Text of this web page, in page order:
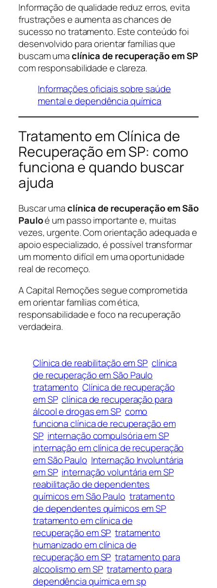
Informação de qualidade reduz erros, evita
frustrações e aumenta as chances de
sucesso no tratamento. Este conteúdo foi
desenvolvido para orientar famílias que
buscam umaclínica de recuperação em SP
com responsabilidade e clareza.
Informações oficiais sobre saúde
mental e dependência química
Tratamento em Clínica de
Recuperação em SP: como
funciona e quando buscar
ajuda
Buscar umaclínica de recuperação em São
Pauloé um passo importante e, muitas
vezes, urgente. Com orientação adequada e
apoio especializado, é possível transformar
um momento difícil em uma oportunidade
real de recomeço.
A Capital Remoções segue comprometida
em orientar famílias com ética,
responsabilidade e foco na recuperação
verdadeira.
Clínica de reabilitação em SP clínica
de recuperação em São Paulo
tratamento Clínica de recuperação
em SP clínica de recuperação para
álcool e drogas em SP como
funciona clínica de recuperação em
SP internação compulsória em SP
internação em clínica de recuperação
em São Paulo Internação Involuntária
em SP internação voluntária em SP
reabilitação de dependentes
químicos em São Paulo tratamento
de dependentes químicos em SP
tratamento em clínica de
recuperação em SP tratamento
humanizado em clínica de
recuperação em SP tratamento para
alcoolismo em SP tratamento para
dependência química em sp